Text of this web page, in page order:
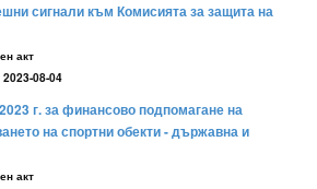
сигнали към Комисията за защита на
акт
2023-08-04
г. за финансово подпомагане на
на спортни обекти - държавна и
акт